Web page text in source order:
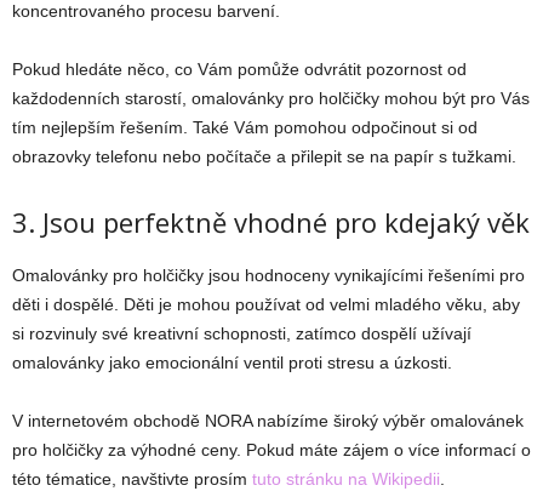
koncentrovaného procesu barvení.
Pokud hledáte něco, co Vám pomůže odvrátit pozornost od
každodenních starostí, omalovánky pro holčičky mohou být pro Vás
tím nejlepším řešením. Také Vám pomohou odpočinout si od
obrazovky telefonu nebo počítače a přilepit se na papír s tužkami.
3. Jsou perfektně vhodné pro kdejaký věk
Omalovánky pro holčičky jsou hodnoceny vynikajícími řešeními pro
děti i dospělé. Děti je mohou používat od velmi mladého věku, aby
si rozvinuly své kreativní schopnosti, zatímco dospělí užívají
omalovánky jako emocionální ventil proti stresu a úzkosti.
V internetovém obchodě NORA nabízíme široký výběr omalovánek
pro holčičky za výhodné ceny. Pokud máte zájem o více informací o
této tématice, navštivte prosím tuto stránku na Wikipedii.